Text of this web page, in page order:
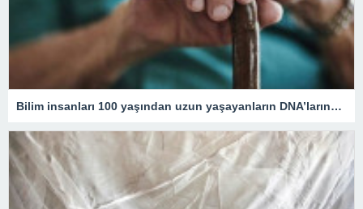
Bilim insanları 100 yaşından uzun yaşayanların DNA’larındaki kritik özelliği tespit etti